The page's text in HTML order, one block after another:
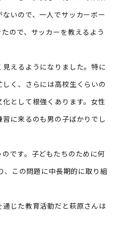
いので、一人でサッカーボー
ので、サッカーを教えるよう
えるようになりました。特に
く、さらには高校生くらいの
として根強くあります。女性
に来るのも男の子ばかりでし
です。子どもたちのために何
、この問題に中長期的に取り組
じた教育活動だと萩原さんは